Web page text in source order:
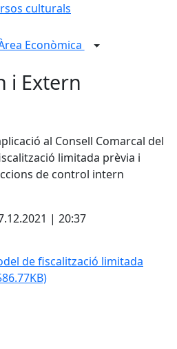
culturals
Econòmica
i Extern
al Consell Comarcal del
limitada prèvia i
de control intern
| 20:37
de fiscalització limitada